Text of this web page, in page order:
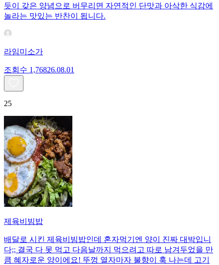
듯이 갖은 양념으로 버무리면 자연적인 단맛과 아삭한 식감에
놀라는 맛있는 반찬이 됩니다.
라임미소가
조회수 1,76826.08.01
25
제육비빔밥
배달로 시킨 제육비빔밥인데 혼자먹기엔 양이 진짜 대박입니
다;; 결국 다 못 먹고 다음날까지 먹으려고 따로 남겨두었을 만
큼 혜자로운 양이에요! 뚜껑 열자마자 불향이 훅 나는데 고기